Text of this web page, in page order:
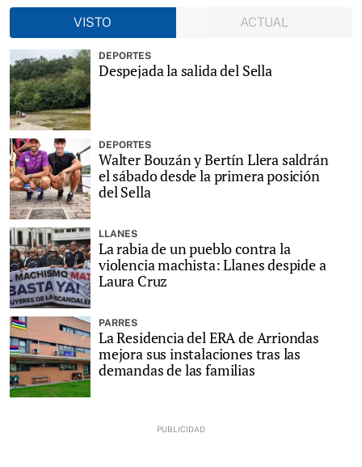
VISTO
ACTUAL
DEPORTES
Despejada la salida del Sella
DEPORTES
Walter Bouzán y Bertín Llera saldrán
el sábado desde la primera posición
del Sella
LLANES
La rabia de un pueblo contra la
violencia machista: Llanes despide a
Laura Cruz
PARRES
La Residencia del ERA de Arriondas
mejora sus instalaciones tras las
demandas de las familias